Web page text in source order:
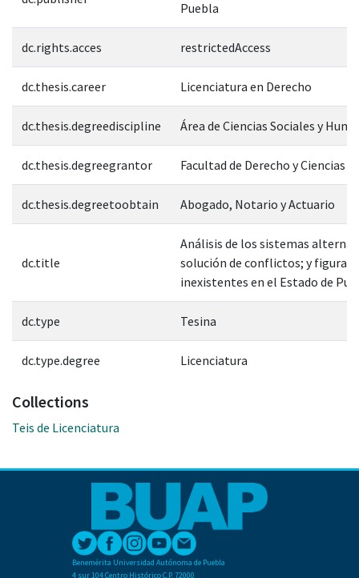
Puebla
dc.rights.acces restrictedAccess
dc.thesis.career Licenciatura en Derecho
dc.thesis.degreediscipline Área de Ciencias Sociales y
dc.thesis.degreegrantor Facultad de Derecho y Ciencias
dc.thesis.degreetoobtain Abogado, Notario y Actuario
dc.title
Análisis de los sistemas
solución de conflictos; y figuras
inexistentes en el Estado de
dc.type Tesina
dc.type.degree Licenciatura
Collections
Teis de Licenciatura
Benemérita Universidad Autónoma de Puebla
4 sur 104 Centro Histórico C.P. 72000